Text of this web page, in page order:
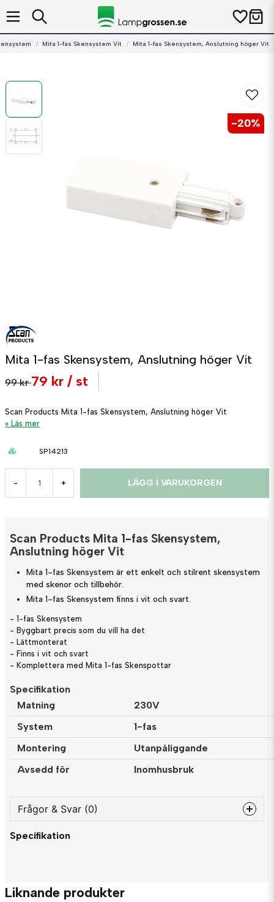
Mita 1-fas Skensystem Vit Mita 1-fas Skensystem, Anslutning höger Vit
-20%
Mita 1-fas Skensystem, Anslutning höger Vit
99 kr79 kr / st
Scan Products Mita 1-fas Skensystem, Anslutning höger Vit
Läs mer
SP14213
- + LÄGG I VARUKORGEN
Scan Products Mita 1-fas Skensystem,
Anslutning höger Vit
Mita 1-fas Skensystem är ett enkelt och stilrent skensystem
med skenor och tillbehör.
Mita 1-fas Skensystem finns i vit och svart.
- 1-fas Skensystem
- Byggbart precis som du vill ha det
- Lättmonterat
- Finns i vit och svart
- Komplettera med Mita 1-fas Skenspottar
Specifikation
Matning
230V
System
1-fas
Montering
Utanpåliggande
Avsedd för
Inomhusbruk
Frågor & Svar (0)
question
Specifikation
Liknande produkter